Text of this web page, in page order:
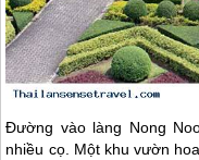
Đường vào làng Nong
nhiều cọ. Một khu vườn